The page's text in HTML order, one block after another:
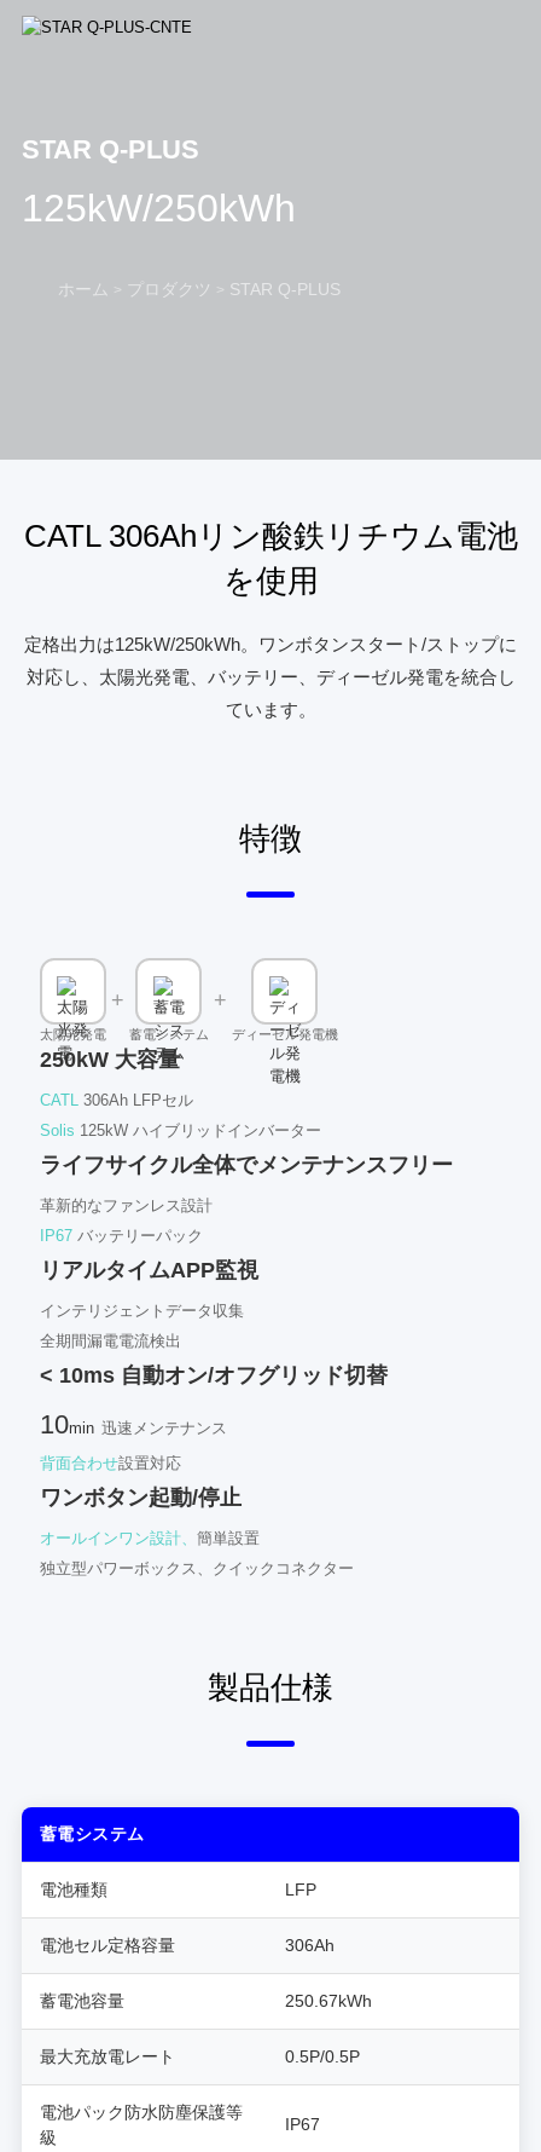
STAR Q-PLUS
125kW/250kWh
ホーム > プロダクツ > STAR Q-PLUS
CATL 306Ahリン酸鉄リチウム電池
を使用
定格出力は125kW/250kWh。ワンボタンスタート/ストップに
対応し、太陽光発電、バッテリー、ディーゼル発電を統合し
ています。
特徴
太陽光発電
+
蓄電システム
+
ディーゼル発電機
250kW 大容量
CATL306Ah LFPセル
Solis 125kW ハイブリッドインバーター
ライフサイクル全体でメンテナンスフリー
革新的なファンレス設計
IP67バッテリーパック
リアルタイムAPP監視
インテリジェントデータ収集
全期間漏電電流検出
< 10ms 自動オン/オフグリッド切替
10min 迅速メンテナンス
背面合わせ設置対応
ワンボタン起動/停止
オールインワン設計、 簡単設置
独立型パワーボックス、クイックコネクター
製品仕様
蓄電システム
電池種類 LFP
電池セル定格容量 306Ah
蓄電池容量 250.67kWh
最大充放電レート 0.5P/0.5P
電池パック防水防塵保護等
級
IP67